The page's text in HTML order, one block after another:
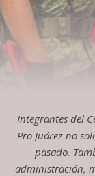
Integrantes del
Pro Juárez no
pasado.
administración,